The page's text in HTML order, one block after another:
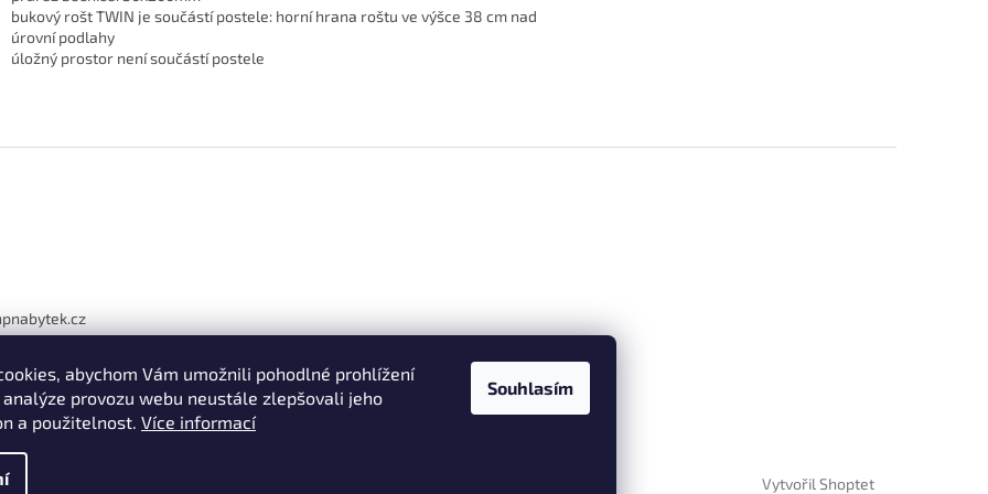
abychom Vám umožnili pohodlné prohlížení
provozu webu neustále zlepšovali jeho
a použitelnost. Více informací
Souhlasím
bukový rošt TWIN je součástí postele: horní hrana roštu ve výšce 38 cm nad
úrovní podlahy
úložný prostor není součástí postele
nábytek
Vytvořil Shoptet